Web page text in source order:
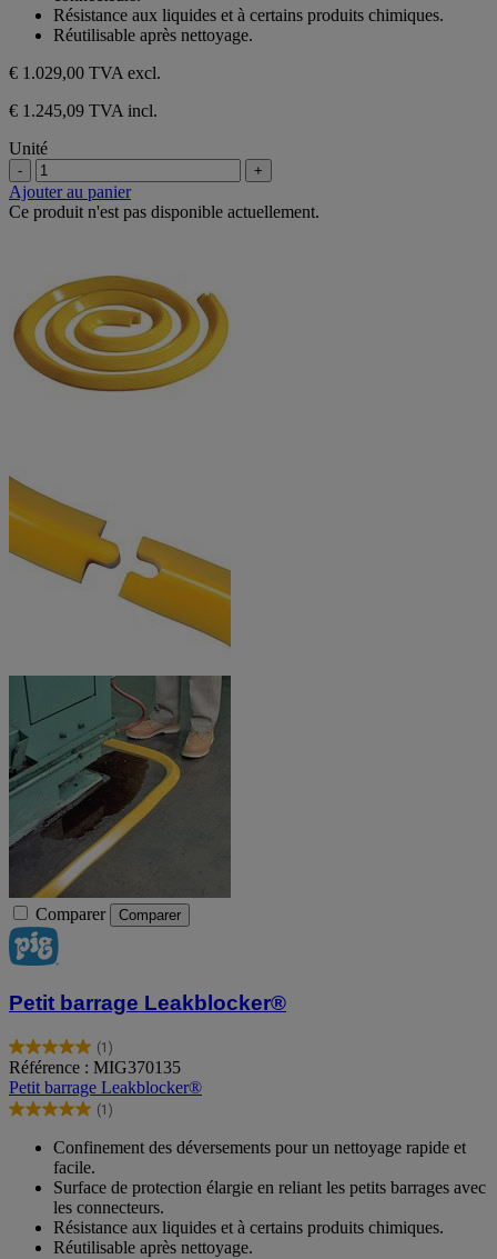
Résistance aux liquides et à certains produits chimiques.
Réutilisable après nettoyage.
€ 1.029,00 TVA excl.
€ 1.245,09 TVA incl.
Unité
- +
Ajouter au panier
Ce produit n'est pas disponible actuellement.
Comparer Comparer
Petit barrage Leakblocker®
(1)
5.0
sur
5
étoiles.
avis
Référence : MIG370135
Petit barrage Leakblocker®
(1)
5.0
étoiles.
Confinement des déversements pour un nettoyage rapide et
facile.
Surface de protection élargie en reliant les petits barrages avec
les connecteurs.
Résistance aux liquides et à certains produits chimiques.
Réutilisable après nettoyage.